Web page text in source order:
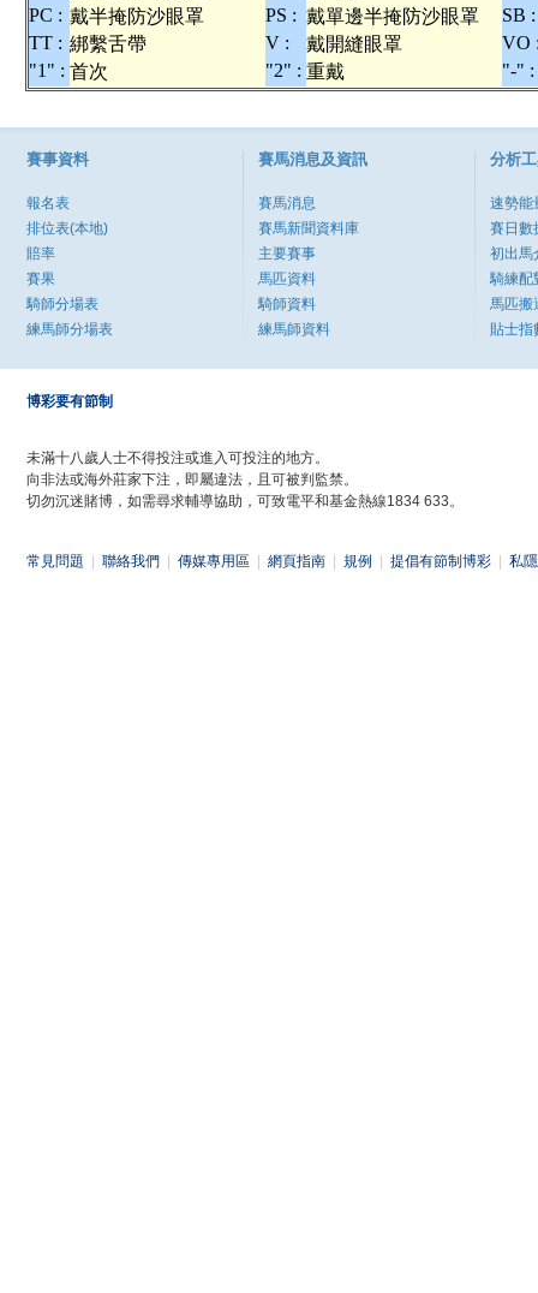
PC : 戴半掩防沙眼罩 PS : 戴單邊半掩防沙眼罩
SB :
TT : 綁繫舌帶 V : 戴開縫眼罩
VO
"1" : 首次 "2" : 重戴 "-" :
賽事資料
報名表
排位表(本地)
賠率
賽果
騎師分場表
練馬師分場表
賽馬消息及資訊
賽馬消息
賽馬新聞資料庫
主要賽事
馬匹資料
騎師資料
練馬師資料
分析
速勢能
賽日數
初出馬
騎練配
馬匹搬
貼士指
博彩要有節制
未滿十八歲人士不得投注或進入可投注的地方。
向非法或海外莊家下注，即屬違法，且可被判監禁。
切勿沉迷賭博，如需尋求輔導協助，可致電平和基金熱線1834 633。
常見問題 聯絡我們 傳媒專用區 網頁指南 規例 提倡有節制博彩 私